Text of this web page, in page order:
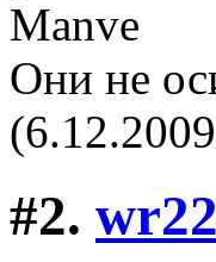
Они не
#2.